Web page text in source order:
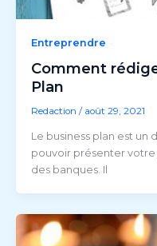
Entreprendre
Comment
Plan
Redaction / août 29, 2021
Le business plan est
pouvoir présenter votre
des banques. Il